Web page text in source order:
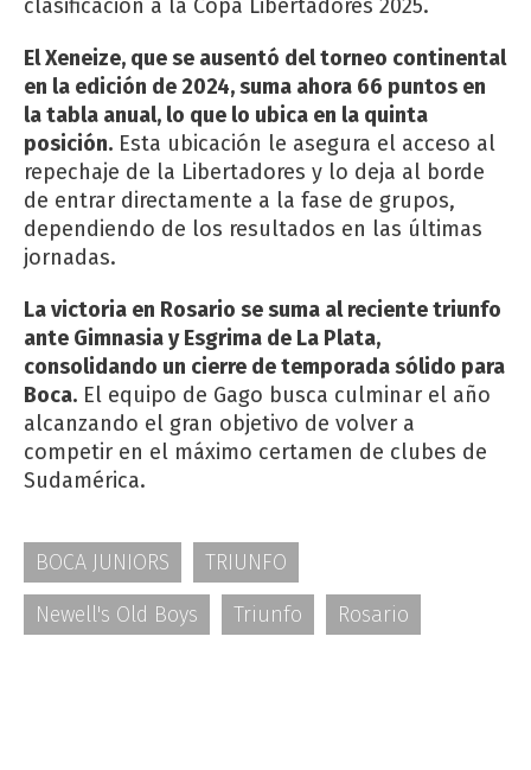
clasificación a la Copa Libertadores 2025.
El Xeneize, que se ausentó del torneo continental
en la edición de 2024, suma ahora 66 puntos en
la tabla anual, lo que lo ubica en la quinta
posición. Esta ubicación le asegura el acceso al
repechaje de la Libertadores y lo deja al borde
de entrar directamente a la fase de grupos,
dependiendo de los resultados en las últimas
jornadas.
La victoria en Rosario se suma al reciente triunfo
ante Gimnasia y Esgrima de La Plata,
consolidando un cierre de temporada sólido para
Boca. El equipo de Gago busca culminar el año
alcanzando el gran objetivo de volver a
competir en el máximo certamen de clubes de
Sudamérica.
BOCA JUNIORS
TRIUNFO
Newell's Old Boys
Triunfo Rosario